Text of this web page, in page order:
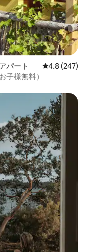
パート レビュー247
4.8 (247)
子様無料）